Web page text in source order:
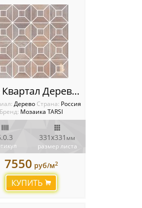
6.0.3 Квартал Деревянная мозаика TARSI Intarsia
Дерево Cтрана: Россия
Бренд: Мозаика TARSI
331х331 мм
размер листа
7550 руб/м2
КУПИТЬ